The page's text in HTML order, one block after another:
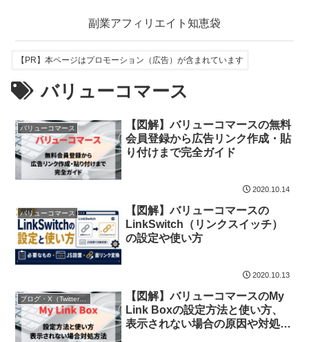
副業アフィリエイト知恵袋
【PR】本ページはプロモーション（広告）が含まれています
バリューコマース
バリューコマース
【図解】バリューコマースの無料
会員登録から広告リンク作成・貼
り付けまで完全ガイド
2020.10.14
バリューコマース
【図解】バリューコマースの
LinkSwitch（リンクスイッチ）
の設定や使い方
2020.10.13
ブログ・X（Twitter）ツール
【図解】バリューコマースのMy
Link Boxの設定方法と使い方、
表示されない場合の原因や対処方